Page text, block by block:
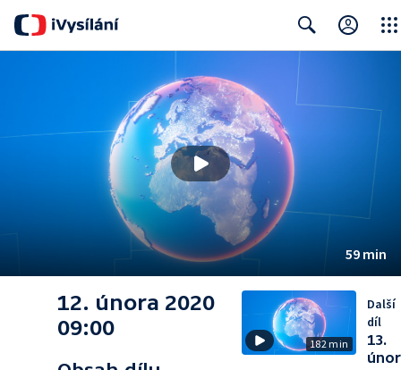
59 min
12. února 2020
09:00
182 min
Další
díl
13.